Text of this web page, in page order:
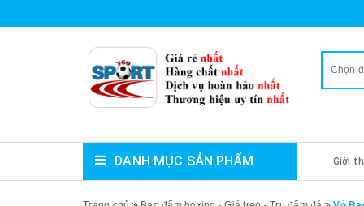
Chọn
DANH MỤC SẢN PHẨM Giới